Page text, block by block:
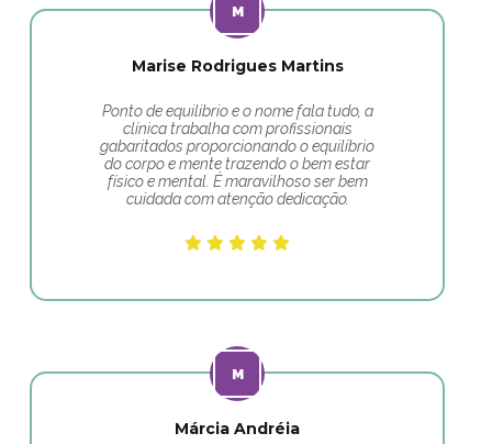
Marise Rodrigues Martins
Ponto de equilibrio e o nome fala tudo, a
clínica trabalha com profissionais
gabaritados proporcionando o equilíbrio
do corpo e mente trazendo o bem estar
físico e mental. É maravilhoso ser bem
cuidada com atenção dedicação.
Márcia Andréia